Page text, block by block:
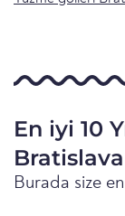
En iyi 10
Bratislava
Burada size